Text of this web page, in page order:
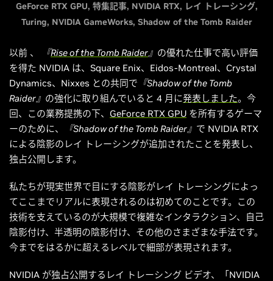
GeForce RTX GPU 特集記事 NVIDIA RTX
レイ トレーシング
Turing NVIDIA GameWorks Shadow of the Tomb Raider
以前 、 『Rise of the Tomb Raider』 の優れた仕事で高い評価
を得た NVIDIA は、Square Enix、Eidos-Montreal、Crystal
Dynamics、Nixxes との共同で 『Shadow of the Tomb
Raider』 の強化に取り組んでいると 4 月に発表しました。今
回、この業務提携の下、 GeForce RTX GPU を所有するゲーマ
ーのために、
『Shadow of the Tomb Raider』 で NVIDIA RTX
による陰影のレイ トレーシングが追加されたことを発表し、
独占公開します。
私たちが現実世界で目にする陰影がレイ トレーシングによっ
てここまでリアルに表現されるのは初めてのことです。この
技術を支えているのが大規模で複雑なインタラクション、自己
陰影付け、半透明の陰影付け、その他のさまざまな手法です。
今までをはるかに超えるレベルで細部が表現されます。
NVIDIA が独占公開するレイ トレーシング ビデオ、「NVIDIA